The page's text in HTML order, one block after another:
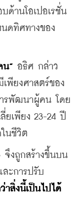
านโอเปอเรชั่น
ดทิศทางของ
น” อธิศ กล่าว
เพียงศาสตร์ของ
รพัฒนาผู้คน โดย
ยเพียง 23-24 ปี
นชีวิต
งถูกสร้างขึ้นบน
ละการปรับ
าสิ่งนี้เป็นไปได้